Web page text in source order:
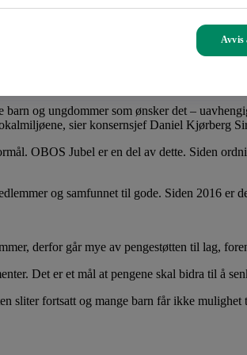
hvor OBOS har flest medlemmer.
koronapandemien. Mange lag og
finne penger til å sende barna sine på
og ungdommer som ønsker det –
sier konsernsjef Daniel Kjørberg
OBOS Jubel er en del av dette. Siden
og samfunnet til gode. Siden 2016 er
derfor går mye av pengestøtten til lag,
Det er et mål at pengene skal bidra til å
sliter fortsatt og mange barn får ikke
Avvis